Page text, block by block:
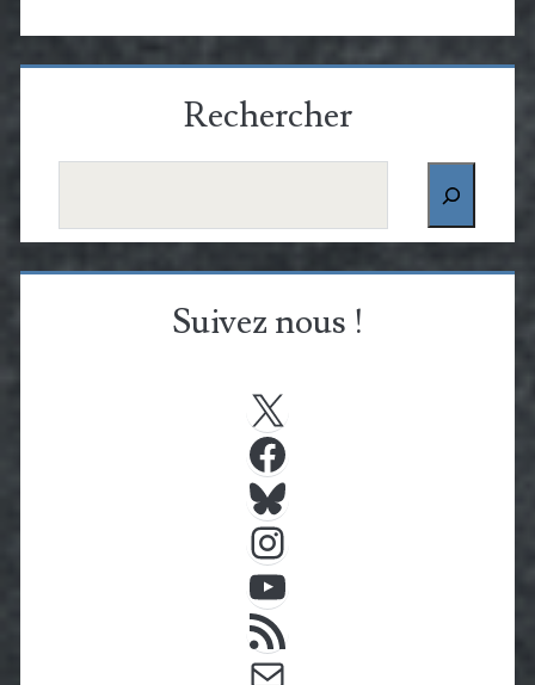
Rechercher
Suivez nous !